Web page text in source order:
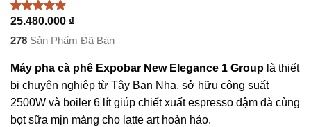
4.88trên 5
67
đánh giá
25.480.000 ₫
278 Sản Phẩm Đã Bán
Máy pha cà phê Expobar New Elegance 1 Group là thiết
bị chuyên nghiệp từ Tây Ban Nha, sở hữu công suất
2500W và boiler 6 lít giúp chiết xuất espresso đậm đà cùng
bọt sữa mịn màng cho latte art hoàn hảo.